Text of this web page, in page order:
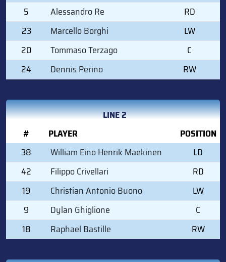
5
Alessandro Re
RD
23
Marcello Borghi
LW
20
Tommaso Terzago
C
24
Dennis Perino RW
LINE 2
#
PLAYER
POSITION
38
William Eino Henrik Maekinen
LD
42
Filippo Crivellari
RD
19
Christian Antonio Buono
LW
9
Dylan Ghiglione
C
18
Raphael Bastille RW